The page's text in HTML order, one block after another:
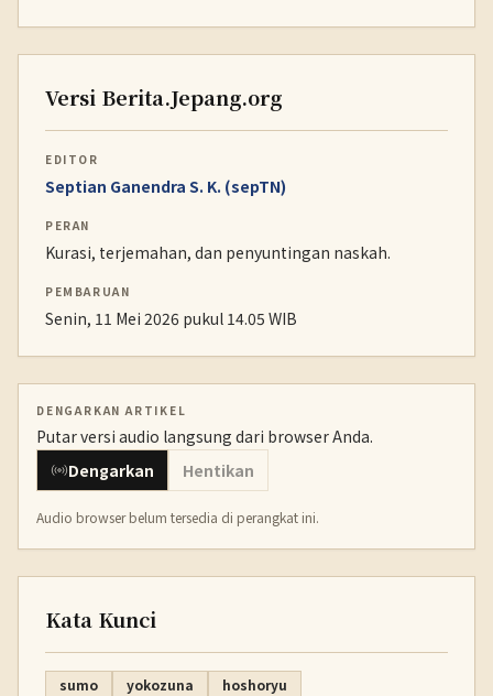
Versi Berita.Jepang.org
EDITOR
Septian Ganendra S. K. (sepTN)
PERAN
Kurasi, terjemahan, dan penyuntingan naskah.
PEMBARUAN
Senin, 11 Mei 2026 pukul 14.05 WIB
DENGARKAN ARTIKEL
Putar versi audio langsung dari browser Anda.
Dengarkan
Hentikan
Audio browser belum tersedia di perangkat ini.
Kata Kunci
sumo yokozuna hoshoryu